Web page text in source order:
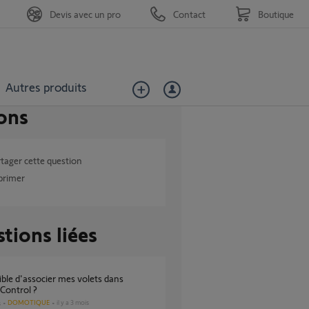
Autres produits
Devis avec un pro Contact Boutique
cette question
liées
?
DOMOTIQUE il y a 3 mois